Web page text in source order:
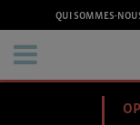
QUI SOMMES-